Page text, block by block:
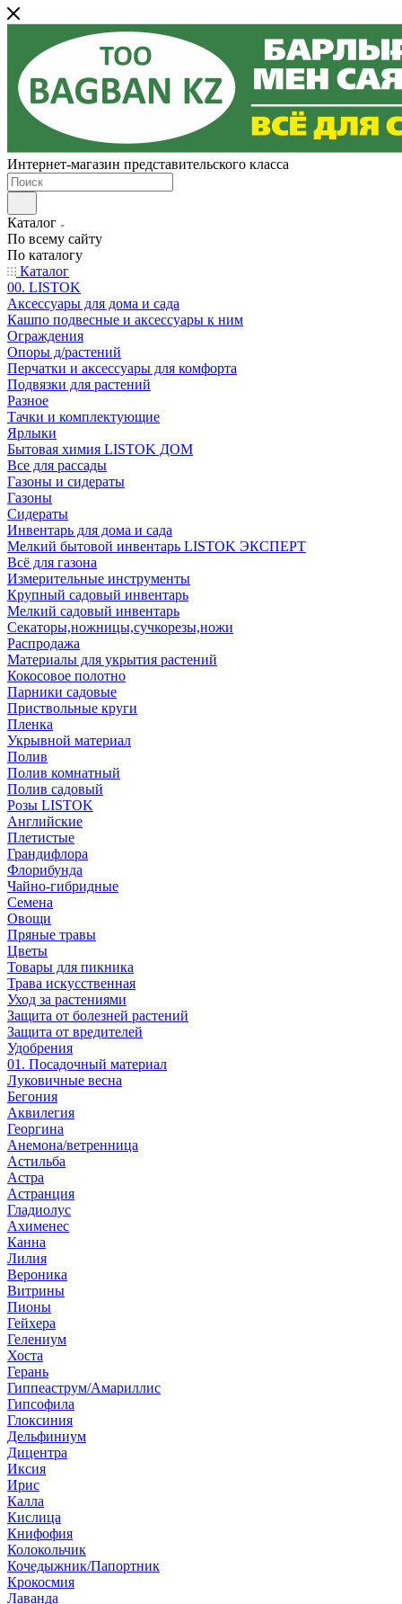
Интернет-магазин представительского класса
Каталог
По всему сайту
По каталогу
Каталог
00. LISTOK
Аксессуары для дома и сада
Кашпо подвесные и аксессуары к ним
Ограждения
Опоры д/растений
Перчатки и аксессуары для комфорта
Подвязки для растений
Разное
Тачки и комплектующие
Ярлыки
Бытовая химия LISTOK ДОМ
Все для рассады
Газоны и сидераты
Газоны
Сидераты
Инвентарь для дома и сада
Мелкий бытовой инвентарь LISTOK ЭКСПЕРТ
Всё для газона
Измерительные инструменты
Крупный садовый инвентарь
Мелкий садовый инвентарь
Секаторы,ножницы,сучкорезы,ножи
Распродажа
Материалы для укрытия растений
Кокосовое полотно
Парники садовые
Приствольные круги
Пленка
Укрывной материал
Полив
Полив комнатный
Полив садовый
Розы LISTOK
Английские
Плетистые
Грандифлора
Флорибунда
Чайно-гибридные
Семена
Овощи
Пряные травы
Цветы
Товары для пикника
Трава искусственная
Уход за растениями
Защита от болезней растений
Защита от вредителей
Удобрения
01. Посадочный материал
Луковичные весна
Бегония
Аквилегия
Георгина
Анемона/ветренница
Астильба
Астра
Астранция
Гладиолус
Ахименес
Канна
Лилия
Вероника
Витрины
Пионы
Гейхера
Гелениум
Хоста
Герань
Гиппеаструм/Амариллис
Гипсофила
Глоксиния
Дельфиниум
Дицентра
Иксия
Ирис
Калла
Кислица
Книфофия
Колокольчик
Кочедыжник/Папортник
Крокосмия
Лаванда